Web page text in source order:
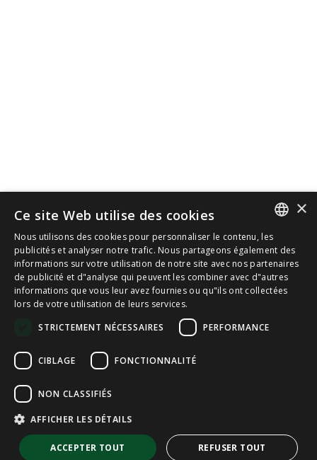
SPANISH
CAT
FRENCH
×
Ce site Web utilise des cookies
Nous utilisons des cookies pour personnaliser le contenu, les
publicités et analyser notre trafic. Nous partageons également des
informations sur votre utilisation de notre site avec nos partenaires
de publicité et d"analyse qui peuvent les combiner avec d"autres
informations que vous leur avez fournies ou qu"ils ont collectées
lors de votre utilisation de leurs services.
STRICTEMENT NÉCESSAIRES
PERFORMANCE
CIBLAGE FONCTIONNALITÉ
NON CLASSIFIÉS
AFFICHER LES DÉTAILS
ACCEPTER TOUT REFUSER TOUT